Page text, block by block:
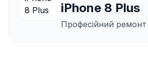
iPhone 8 Plus
Професійний ремонт